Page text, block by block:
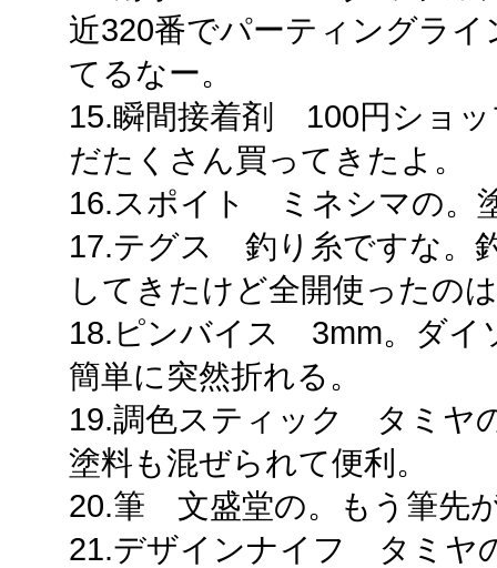
近320番でパーティングラ
てるなー。
15.瞬間接着剤 100円ショ
だたくさん買ってきたよ。
16.スポイト ミネシマの。
17.テグス 釣り糸ですな。
してきたけど全開使ったの
18.ピンバイス 3mm。ダイ
簡単に突然折れる。
19.調色スティック タミヤ
塗料も混ぜられて便利。
20.筆 文盛堂の。もう筆先
21.デザインナイフ タミヤ